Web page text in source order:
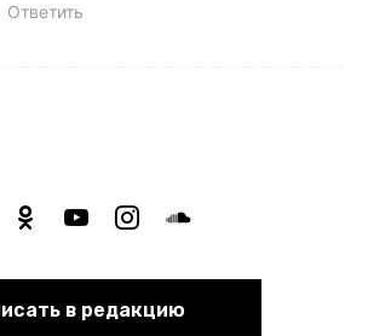
Ответить
odnoklassniki
youtubeinstagramsoundcloud
в редакцию